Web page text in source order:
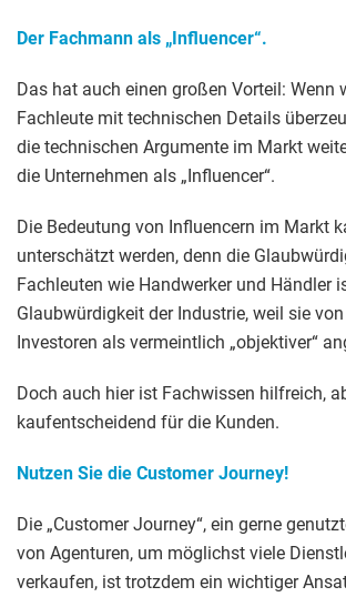
Der Fachmann als „Influencer“.
Das hat auch einen großen Vorteil: Wenn
Fachleute mit technischen Details
die technischen Argumente im Markt
die Unternehmen als „Influencer“.
Die Bedeutung von Influencern im Markt
unterschätzt werden, denn die
Fachleuten wie Handwerker und Händler
Glaubwürdigkeit der Industrie, weil sie
Investoren als vermeintlich „objektiver“
Doch auch hier ist Fachwissen hilfreich,
kaufentscheidend für die Kunden.
Nutzen Sie die Customer Journey!
Die „Customer Journey“, ein gerne
von Agenturen, um möglichst viele
verkaufen, ist trotzdem ein wichtiger